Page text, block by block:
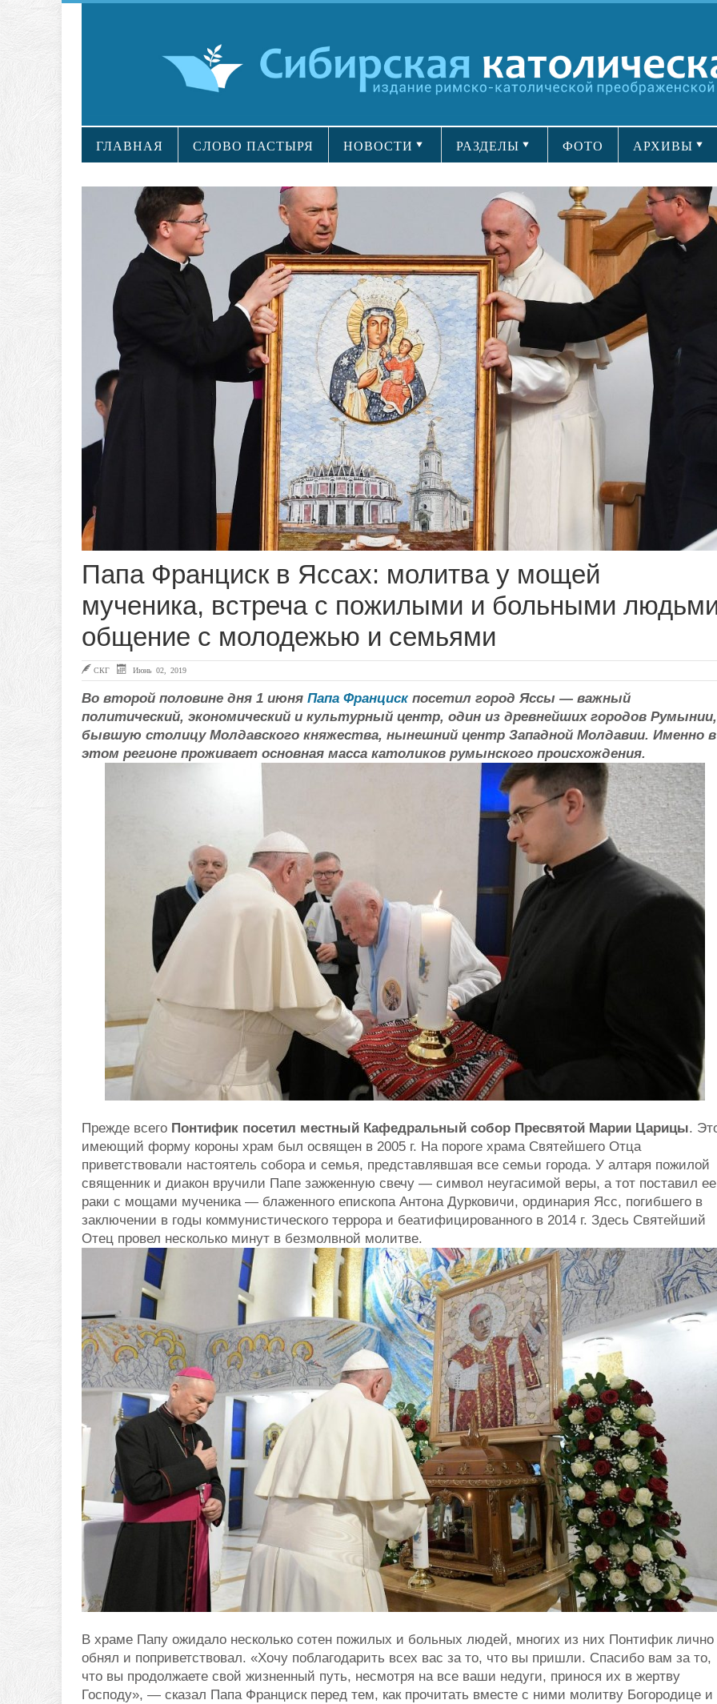
ГЛАВНАЯ СЛОВО ПАСТЫРЯ НОВОСТИ РАЗДЕЛЫ ФОТО АРХИВЫ
Папа Франциск в Яссах: молитва у мощей
мученика, встреча с пожилыми и больными
общение с молодежью и семьями
СКГ Июнь 02, 2019
Во второй половине дня 1 июня Папа Франциск посетил город Яссы — важный
политический, экономический и культурный центр, один из древнейших городов Румынии,
бывшую столицу Молдавского княжества, нынешний центр Западной Молдавии. Именно в
этом регионе проживает основная масса католиков румынского происхождения.
Прежде всего Понтифик посетил местный Кафедральный собор Пресвятой Марии Царицы.
имеющий форму короны храм был освящен в 2005 г. На пороге храма Святейшего Отца
приветствовали настоятель собора и семья, представлявшая все семьи города. У алтаря пожилой
священник и диакон вручили Папе зажженную свечу — символ неугасимой веры, а тот поставил
раки с мощами мученика — блаженного епископа Антона Дурковичи, ординария Ясс, погибшего в
заключении в годы коммунистического террора и беатифицированного в 2014 г. Здесь Святейший
Отец провел несколько минут в безмолвной молитве.
В храме Папу ожидало несколько сотен пожилых и больных людей, многих из них Понтифик лично
обнял и поприветствовал. «Хочу поблагодарить всех вас за то, что вы пришли. Спасибо вам за то,
что вы продолжаете свой жизненный путь, несмотря на все ваши недуги, принося их в жертву
Господу», — сказал Папа Франциск перед тем, как прочитать вместе с ними молитву Богородице и